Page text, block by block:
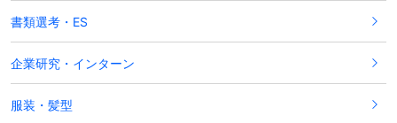
書類選考・ES
企業研究・インターン
服装・髪型